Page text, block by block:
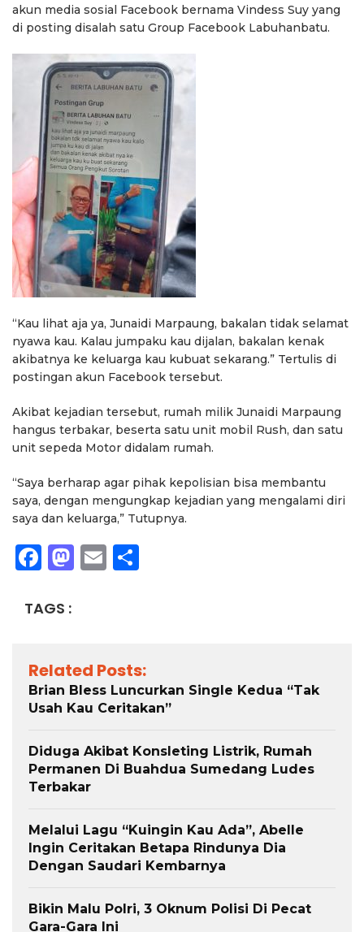
akun media sosial Facebook bernama Vindess Suy yang
di posting disalah satu Group Facebook Labuhanbatu.
“Kau lihat aja ya, Junaidi Marpaung, bakalan tidak selamat
nyawa kau. Kalau jumpaku kau dijalan, bakalan kenak
akibatnya ke keluarga kau kubuat sekarang.” Tertulis di
postingan akun Facebook tersebut.
Akibat kejadian tersebut, rumah milik Junaidi Marpaung
hangus terbakar, beserta satu unit mobil Rush, dan satu
unit sepeda Motor didalam rumah.
“Saya berharap agar pihak kepolisian bisa membantu
saya, dengan mengungkap kejadian yang mengalami diri
saya dan keluarga,” Tutupnya.
Facebook
Mastodon
Email
TAGS :
Related Posts:
Brian Bless Luncurkan Single Kedua “Tak
Usah Kau Ceritakan”
Diduga Akibat Konsleting Listrik, Rumah
Permanen Di Buahdua Sumedang Ludes
Terbakar
Melalui Lagu “Kuingin Kau Ada”, Abelle
Ingin Ceritakan Betapa Rindunya Dia
Dengan Saudari Kembarnya
Bikin Malu Polri, 3 Oknum Polisi Di Pecat
Gara-Gara Ini